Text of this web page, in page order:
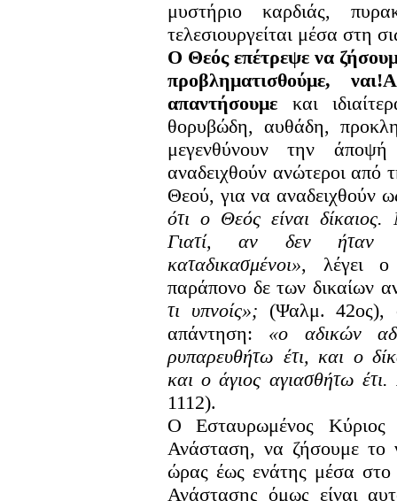
μυστήριο καρδιάς,
τελεσιουργείται μέσα στη
Ο Θεός επέτρεψε να
προβληματισθούμε,
απαντήσουμε και
θορυβώδη, αυθάδη,
μεγενθύνουν την
αναδειχθούν ανώτεροι από
Θεού, για να αναδειχθούν
ότι ο Θεός είναι
Γιατί, αν δεν ήταν
καταδικασμένοι», λέγει
παράπονο δε των δικαίων
τι υπνοίς»; (Ψαλμ. 42ος),
απάντηση: «ο αδικών
ρυπαρευθήτω έτι, και ο
και ο άγιος αγιασθήτω
1112).
Ο Εσταυρωμένος Κύριος
Ανάσταση, να ζήσουμε το
ώρας έως ενάτης μέσα
Ανάστασης όμως είναι